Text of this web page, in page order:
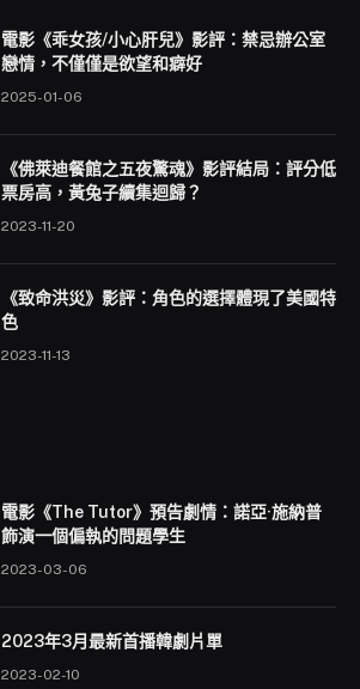
電影《乖女孩/小心肝兒》影評：禁忌辦公室
戀情，不僅僅是欲望和癖好
2025-01-06
《佛萊迪餐館之五夜驚魂》影評結局：評分低
票房高，黃兔子續集迴歸？
2023-11-20
《致命洪災》影評：角色的選擇體現了美國特
色
2023-11-13
電影《The Tutor》預告劇情：諾亞·施納普
飾演一個偏執的問題學生
2023-03-06
2023年3月最新首播韓劇片單
2023-02-10